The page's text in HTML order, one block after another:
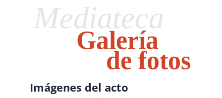
Mediateca
Galería
de fotos
Imágenes del acto